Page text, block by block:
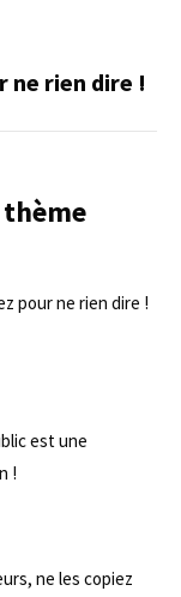
ne rien dire !
pour ne rien dire !
est une
!
ne les copiez